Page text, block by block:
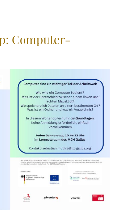
Computer-